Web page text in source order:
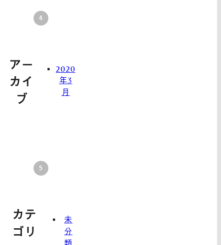
アー
カイ
ブ
2020
年3
月
カテ
ゴリ
未
分